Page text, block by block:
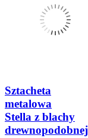
Sztacheta
metalowa
Stella z blachy
drewnopodobnej